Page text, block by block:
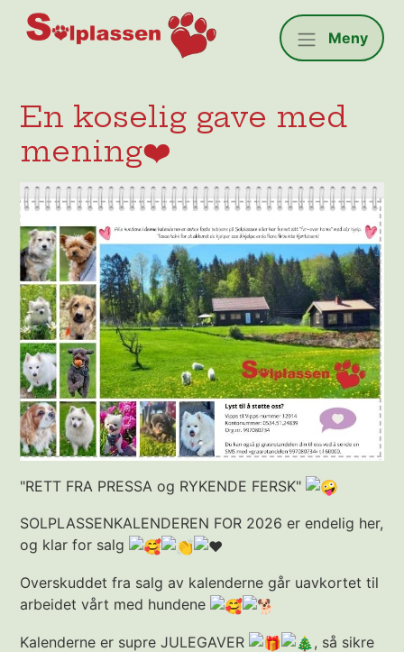
Solplassen
Meny
En koselig gave med
mening❤️
"RETT FRA PRESSA og RYKENDE FERSK"
SOLPLASSENKALENDEREN FOR 2026 er endelig her,
og klar for salg
Overskuddet fra salg av kalenderne går uavkortet til
arbeidet vårt med hundene
Kalenderne er supre JULEGAVER
, så sikre